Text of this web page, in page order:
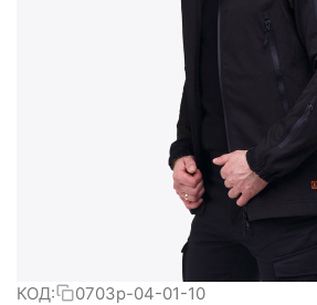
КОД: 0703p-04-01-10